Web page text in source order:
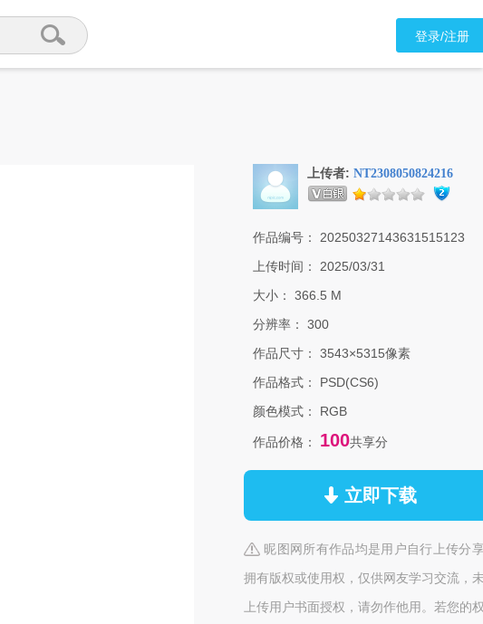
登录/注册
上传者: NT2308050824216
作品编号：
20250327143631515123
上传时间：
2025/03/31
大小：
366.5 M
分辨率：
300
作品尺寸：
3543×5315像素
作品格式：
PSD(CS6)
颜色模式：
RGB
作品价格： 100共享分
立即下载
昵图网所有作品均是用户自行上传分
拥有版权或使用权，仅供网友学习交流，
上传用户书面授权，请勿作他用。若您的